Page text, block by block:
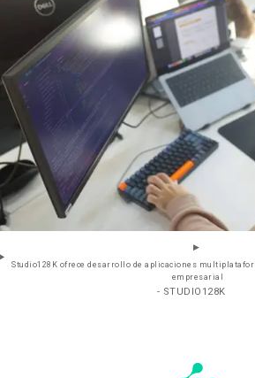
Studio128K ofrece desarrollo de aplicaciones
empresarial
- STUDIO128K